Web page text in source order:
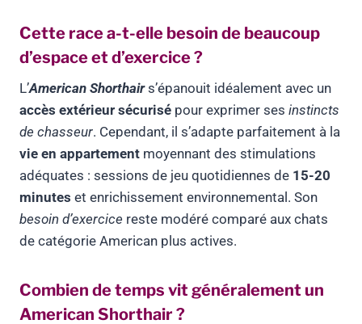
Cette race a-t-elle besoin de beaucoup
d’espace et d’exercice ?
L’American Shorthairs’épanouit idéalement avec un
accès extérieur sécurisé pour exprimer ses instincts
de chasseur. Cependant, il s’adapte parfaitement à la
vie en appartement moyennant des stimulations
adéquates : sessions de jeu quotidiennes de 15-20
minutes et enrichissement environnemental. Son
besoin d’exercice reste modéré comparé aux chats
de catégorie American plus actives.
Combien de temps vit généralement un
American Shorthair ?